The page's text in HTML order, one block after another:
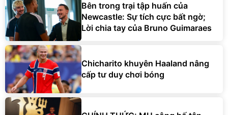
Bên trong trại tập huấn của
Newcastle: Sự tích cực bất ngờ;
Lời chia tay của Bruno Guimaraes
Chicharito khuyên Haaland nâng
cấp tư duy chơi bóng